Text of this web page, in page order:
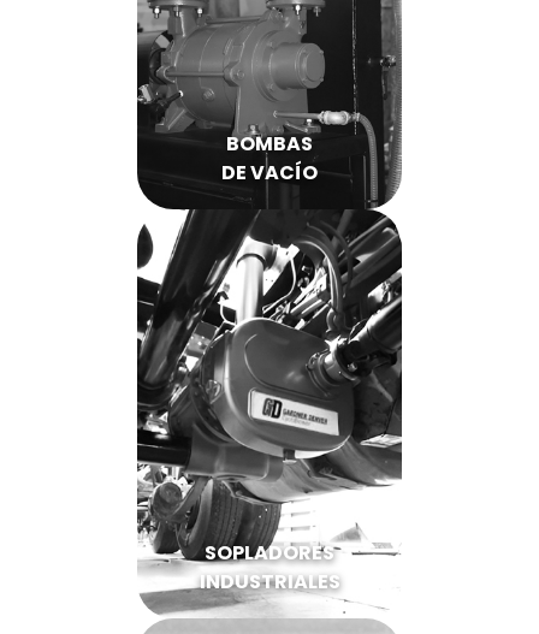
BOMBAS
DE VACÍO
SOPLADORES
INDUSTRIALES